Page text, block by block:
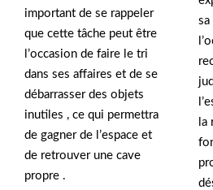
important de se rappeler
que cette tâche peut être
l’occasion de faire le tri
dans ses affaires et de se
débarrasser des objets
inutiles , ce qui permettra
de gagner de l’espace et
de retrouver une cave
propre .
sa
la